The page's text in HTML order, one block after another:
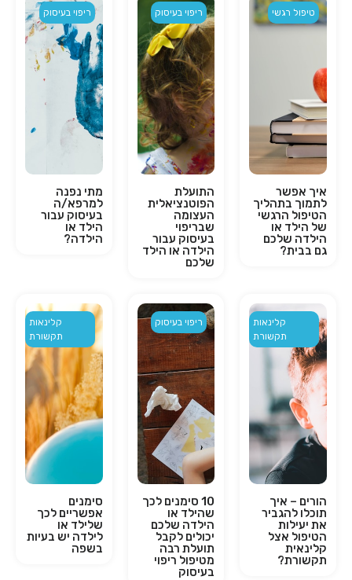
טיפול רגשי
איך אפשר
לתמוך בתהליך
הטיפול הרגשי
של הילד או
הילדה שלכם
גם בבית?
ריפוי בעיסוק
התועלת
הפוטנציאלית
העצומה
שבריפוי
בעיסוק עבור
הילדה או הילד
שלכם
ריפוי בעיסוק
מתי נפנה
למרפא/ה
בעיסוק עבור
הילד או
הילדה?
קלינאות
תקשורת
הורים – איך
תוכלו להגביר
את יעילות
הטיפול אצל
קלינאית
תקשורת?
ריפוי בעיסוק
10 סימנים לכך
שהילד או
הילדה שלכם
יכולים לקבל
תועלת רבה
מטיפול ריפוי
בעיסוק
קלינאות
תקשורת
סימנים
אפשריים לכך
שלילד או
לילדה יש בעיות
בשפה